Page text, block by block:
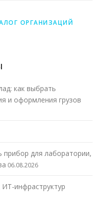
ОРГАНИЗАЦИЙ
как выбрать
и оформления грузов
прибор для лаборатории,
06.08.2026
инфраструктур